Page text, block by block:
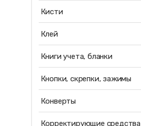
Кисти
Клей
Книги учета, бланки
Кнопки, скрепки, зажимы
Конверты
Корректирующие средства